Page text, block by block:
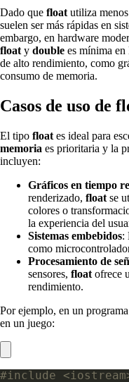
Dado que float utiliza
suelen ser más rápidas en
embargo, en hardware
float y double es mínima en
de alto rendimiento, como
consumo de memoria.
Casos de uso de
El tipo float es ideal para
memoria es prioritaria y la
incluyen:
Gráficos en tiempo
renderizado, float se
colores o
la experiencia del
Sistemas embebidos:
como
Procesamiento de
sensores, float ofrece
rendimiento.
Por ejemplo, en un
en un juego:
#include